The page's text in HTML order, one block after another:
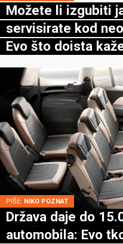
Možete li izgubiti
servisirate kod
Evo što doista
PIŠE: NIKO POZNAT
Država daje do
automobila: Evo